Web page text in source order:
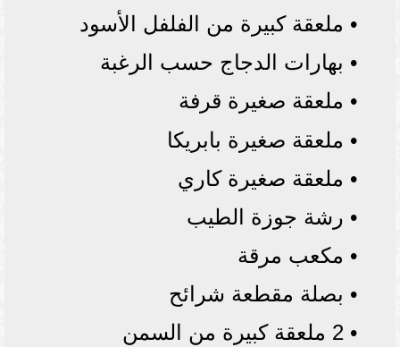
• ملعقة كبيرة من الفلفل الأسود
• بهارات الدجاج حسب الرغبة
• ملعقة صغيرة قرفة
• ملعقة صغيرة بابريكا
• ملعقة صغيرة كاري
• رشة جوزة الطيب
• مكعب مرقة
• بصلة مقطعة شرائح
• 2 ملعقة كبيرة من السمن